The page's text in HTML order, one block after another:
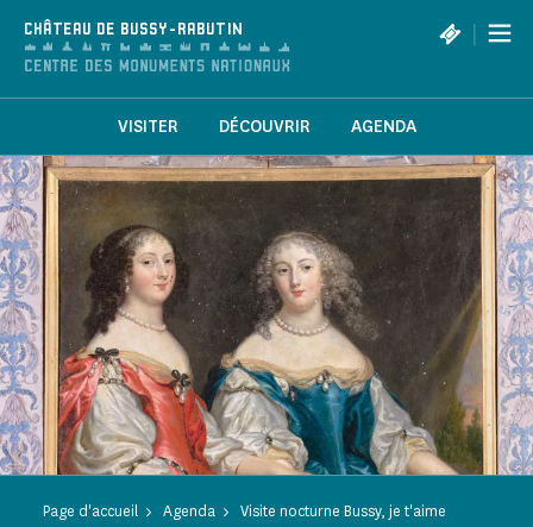
CHÂTEAU DE BUSSY-RABUTIN |
VISITER DÉCOUVRIR AGENDA
Page d'accueil Agenda Visite nocturne Bussy, je t'aime